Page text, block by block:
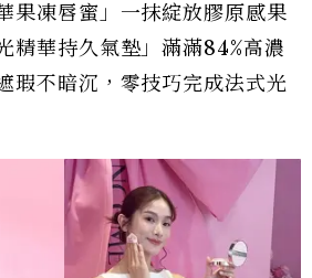
果凍唇蜜」一抹綻放膠原感果
精華持久氣墊」滿滿84%高濃
瑕不暗沉，零技巧完成法式光